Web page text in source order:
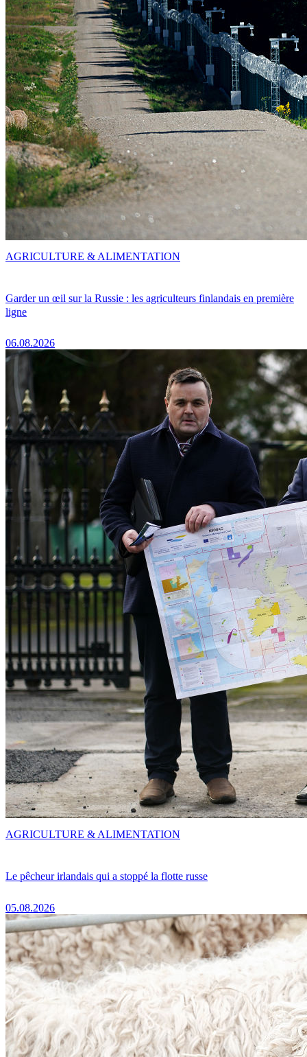
Garder un œil sur la Russie : les agriculteurs finlandais en première
ligne
06.08.2026
AGRICULTURE & ALIMENTATION
Le pêcheur irlandais qui a stoppé la flotte russe
05.08.2026
AGRICULTURE & ALIMENTATION